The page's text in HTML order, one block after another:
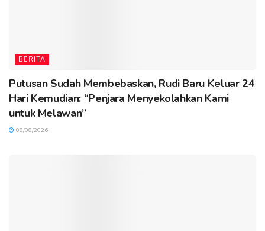
BERITA
Putusan Sudah Membebaskan, Rudi Baru Keluar 24
Hari Kemudian: “Penjara Menyekolahkan Kami
untuk Melawan”
08/08/2026